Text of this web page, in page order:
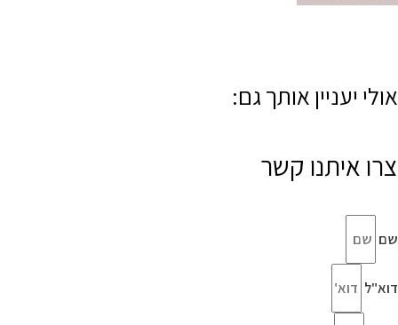
אולי יעניין אותך גם:
צרו איתנו קשר
שם
דוא"ל